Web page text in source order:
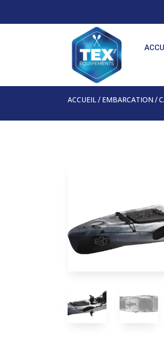
ACCUEIL/ EMBARCATION/